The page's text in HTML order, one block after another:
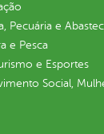
Pecuária e
e Pesca
e Esportes
Social,